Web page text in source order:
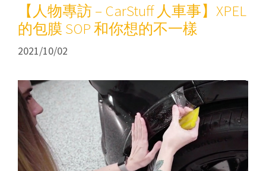
【人物專訪 – CarStuff 人車事】XPEL
的包膜 SOP 和你想的不一樣
2021/10/02